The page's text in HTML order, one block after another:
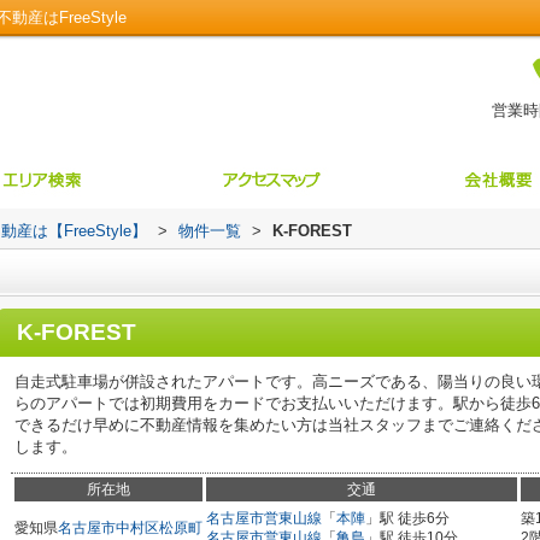
動産はFreeStyle
営業
産は【FreeStyle】 > 物件一覧 > K-FOREST
K-FOREST
自走式駐車場が併設されたアパートです。高ニーズである、陽当りの良
らのアパートでは初期費用をカードでお支払いいただけます。駅から徒
できるだけ早めに不動産情報を集めたい方は当社スタッフまでご連絡く
します。
所在地 交通
愛知県名古屋市中村区松原町
名古屋市営東山線 「 本陣 」駅 徒歩6分
築